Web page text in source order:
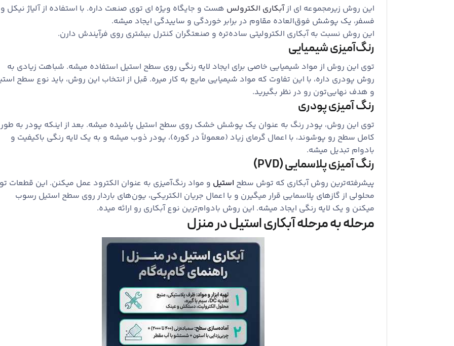
این روش زیرمجموعه ‌ای ازآبکاری الکترولس هست و جایگاه ویژه ‌ای توی صنعت داره. با استفاده از آلیاژ نیکل و
فسفر، یک پوشش فوق‌العاده مقاوم در برابر خوردگی و ساییدگی ایجاد میشه.
این روش نسبت به آبکاری الکترولیتی ساده‌تره و صنعتگران کنترل بیشتری روی فرآیندش دارن.
رنگ‌آمیزی شیمیایی
توی این روش از مواد شیمیایی خاصی برای ایجاد لایه رنگی روی سطح استیل استفاده میشه. شباهت زیادی به
روش پودری داره، با این تفاوت که مواد شیمیایی مایع به کار میره. قبل از انتخاب این روش، باید نوع سطح
و هدف نهایی‌تون رو در نظر بگیرید.
رنگ ‌آمیزی پودری
توی این روش، پودر رنگ به عنوان یک پوشش خشک روی سطح استیل پاشیده میشه. بعد از اینکه پودر به طور
کامل سطح رو پوشوند، با اعمال گرمای زیاد (معمولاً در کوره)، پودر ذوب میشه و به یک لایه رنگی باکیفیت و
بادوام تبدیل میشه.
رنگ ‌آمیزی پلاسمایی (PVD)
پیشرفته‌ترین روش آبکاری که توش سطح استیل و مواد رنگ‌آمیزی به عنوان الکترود عمل میکنن. این قطعات
محلولی از گازهای پلاسمایی قرار میگیرن و با اعمال جریان الکتریکی، یون‌های باردار روی سطح استیل رسوب
میکنن و یک لایه رنگی ایجاد میشه. این روش بادوام‌ترین نوع آبکاری رو ارائه میده.
مرحله به مرحله آبکاری استیل در منزل